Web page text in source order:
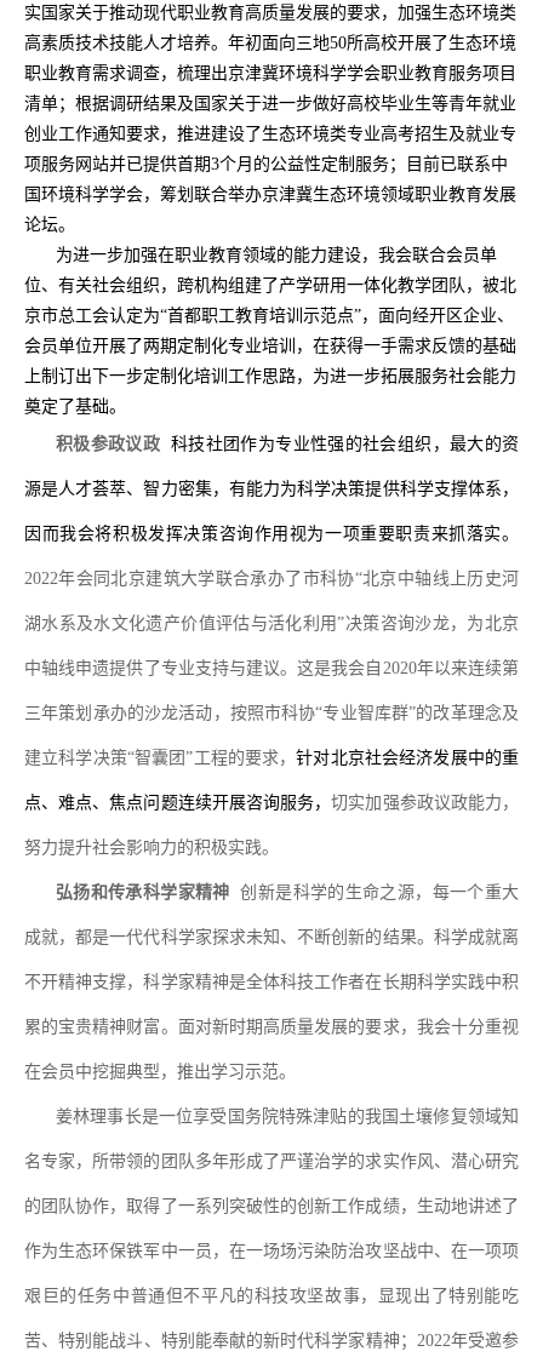
实国家关于推动现代职业教育高质量发展的要求，加强生态环境类
高素质技术技能人才培养。年初面向三地50所高校开展了生态环境
职业教育需求调查，梳理出京津冀环境科学学会职业教育服务项目
清单；根据调研结果及国家关于进一步做好高校毕业生等青年就业
创业工作通知要求，推进建设了生态环境类专业高考招生及就业专
项服务网站并已提供首期3个月的公益性定制服务；目前已联系中
国环境科学学会，筹划联合举办京津冀生态环境领域职业教育发展
论坛。
为进一步加强在职业教育领域的能力建设，我会联合会员单
位、有关社会组织，跨机构组建了产学研用一体化教学团队，被北
京市总工会认定为“首都职工教育培训示范点”，面向经开区企业、
会员单位开展了两期定制化专业培训，在获得一手需求反馈的基础
上制订出下一步定制化培训工作思路，为进一步拓展服务社会能力
奠定了基础。
积极参政议政 科技社团作为专业性强的社会组织，最大的资
源是人才荟萃、智力密集，有能力为科学决策提供科学支撑体系，
因而我会将积极发挥决策咨询作用视为一项重要职责来抓落实。
2022年会同北京建筑大学联合承办了市科协“北京中轴线上历史河
湖水系及水文化遗产价值评估与活化利用”决策咨询沙龙，为北京
中轴线申遗提供了专业支持与建议。这是我会自 2020年以来连续第
三年策划承办的沙龙活动，按照市科协“专业智库群”的改革理念及
建立科学决策“智囊团”工程的要求，针对北京社会经济发展中的重
点、难点、焦点问题连续开展咨询服务，切实加强参政议政能力，
努力提升社会影响力的积极实践。
弘扬和传承科学家精神 创新是科学的生命之源，每一个重大
成就，都是一代代科学家探求未知、不断创新的结果。科学成就离
不开精神支撑，科学家精神是全体科技工作者在长期科学实践中积
累的宝贵精神财富。面对新时期高质量发展的要求，我会十分重视
在会员中挖掘典型，推出学习示范。
姜林理事长是一位享受国务院特殊津贴的我国土壤修复领域知
名专家，所带领的团队多年形成了严谨治学的求实作风、潜心研究
的团队协作，取得了一系列突破性的创新工作成绩，生动地讲述了
作为生态环保铁军中一员，在一场场污染防治攻坚战中、在一项项
艰巨的任务中普通但不平凡的科技攻坚故事，显现出了特别能吃
苦、特别能战斗、特别能奉献的新时代科学家精神； 2022年受邀参